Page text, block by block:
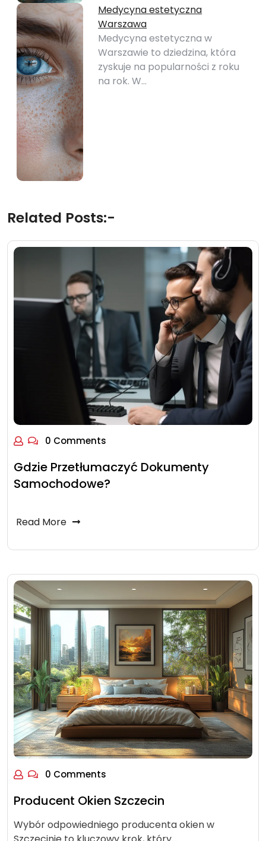
Medycyna estetyczna
Warszawa
Medycyna estetyczna w
Warszawie to dziedzina, która
zyskuje na popularności z roku
na rok. W…
Related Posts:-
0 Comments
Gdzie Przetłumaczyć Dokumenty
Samochodowe?
Read More
0 Comments
Producent Okien Szczecin
Wybór odpowiedniego producenta okien w